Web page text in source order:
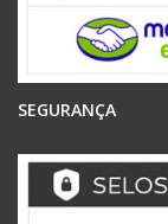
SEGURANÇA